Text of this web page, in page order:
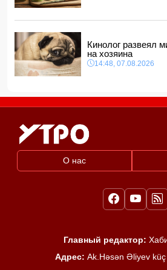
Кинолог развеял
на хозяина
14:48, 07.08.2026
О нас
Главный редактор:
Адрес: Ak.Həsən Əliyev